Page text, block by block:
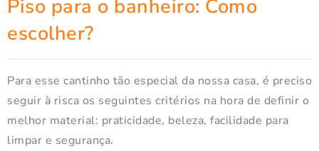
Piso para o banheiro: Como
escolher?
Para esse cantinho tão especial da nossa casa, é preciso
seguir à risca os seguintes critérios na hora de definir o
melhor material: praticidade, beleza, facilidade para
limpar e segurança.